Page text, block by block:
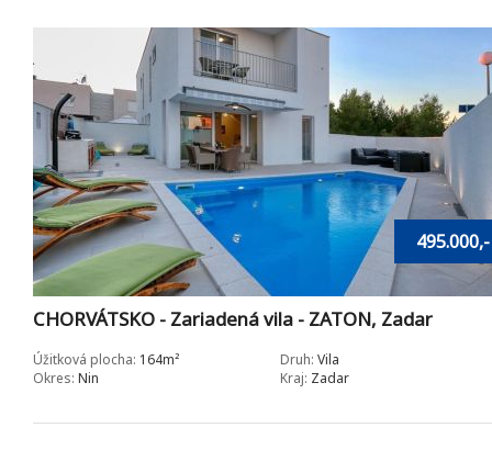
CHORVÁTSKO - Zariadená vila - ZATON, Zadar
Úžitková plocha: 164m² Druh: Vila
Okres: Nin Kraj: Zadar